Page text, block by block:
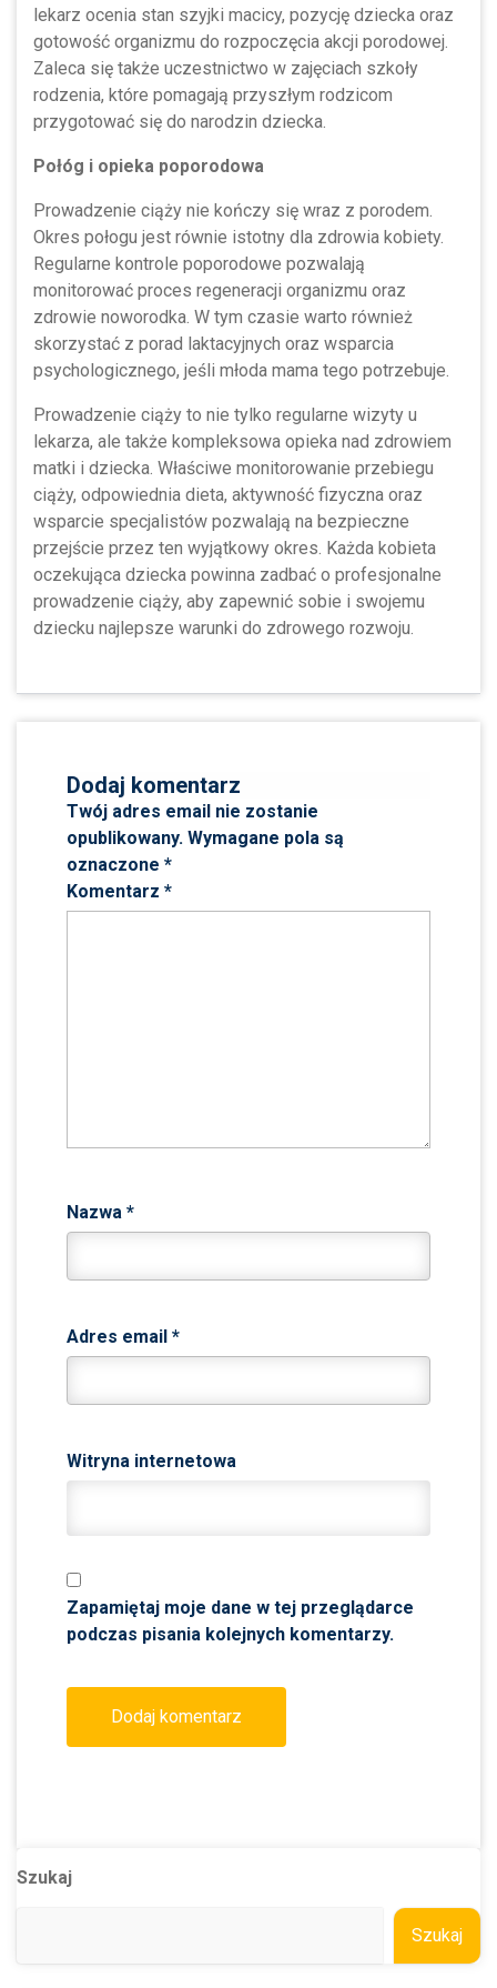
lekarz ocenia stan szyjki macicy, pozycję dziecka oraz
gotowość organizmu do rozpoczęcia akcji porodowej.
Zaleca się także uczestnictwo w zajęciach szkoły
rodzenia, które pomagają przyszłym rodzicom
przygotować się do narodzin dziecka.
Połóg i opieka poporodowa
Prowadzenie ciąży nie kończy się wraz z porodem.
Okres połogu jest równie istotny dla zdrowia kobiety.
Regularne kontrole poporodowe pozwalają
monitorować proces regeneracji organizmu oraz
zdrowie noworodka. W tym czasie warto również
skorzystać z porad laktacyjnych oraz wsparcia
psychologicznego, jeśli młoda mama tego potrzebuje.
Prowadzenie ciąży to nie tylko regularne wizyty u
lekarza, ale także kompleksowa opieka nad zdrowiem
matki i dziecka. Właściwe monitorowanie przebiegu
ciąży, odpowiednia dieta, aktywność fizyczna oraz
wsparcie specjalistów pozwalają na bezpieczne
przejście przez ten wyjątkowy okres. Każda kobieta
oczekująca dziecka powinna zadbać o profesjonalne
prowadzenie ciąży, aby zapewnić sobie i swojemu
dziecku najlepsze warunki do zdrowego rozwoju.
Dodaj komentarz
Twój adres email nie zostanie
opublikowany. Wymagane pola są
oznaczone *
Komentarz *
Nazwa *
Adres email *
Witryna internetowa
Zapamiętaj moje dane w tej przeglądarce
podczas pisania kolejnych komentarzy.
Szukaj
Szukaj